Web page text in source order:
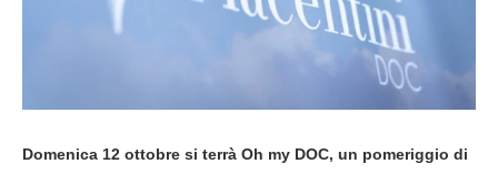
Domenica 12 ottobre si terrà Oh my DOC, un pomeriggio di